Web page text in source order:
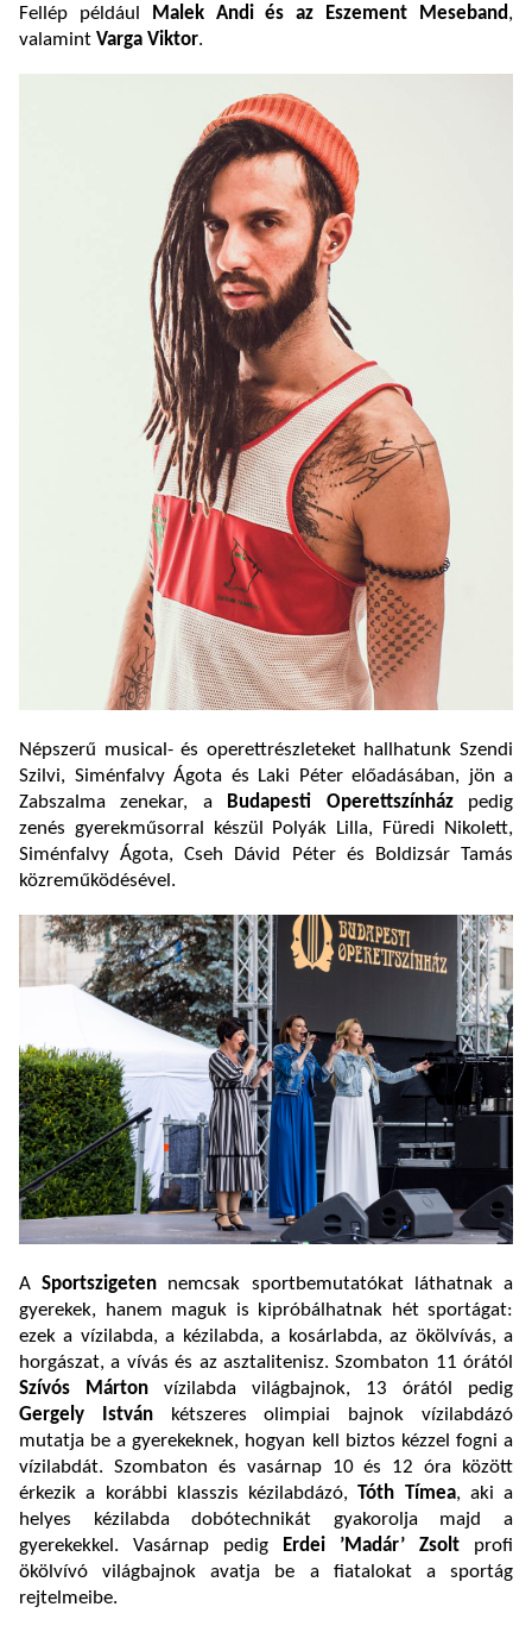
Fellép például
Malek Andi és az Eszement Meseband,
valamint Varga Viktor.
Népszerű musical- és operettrészleteket hallhatunk Szendi
Szilvi, Siménfalvy Ágota és Laki Péter előadásában, jön a
Zabszalma zenekar, a
Budapesti Operettszínházpedig
zenés gyerekműsorral készül Polyák Lilla, Füredi Nikolett,
Siménfalvy Ágota, Cseh Dávid Péter és Boldizsár Tamás
közreműködésével.
ASportszigeten nemcsak sportbemutatókat láthatnak a
gyerekek, hanem maguk is kipróbálhatnak hét sportágat:
ezek a vízilabda, a kézilabda, a kosárlabda, az ökölvívás, a
horgászat, a vívás és az asztalitenisz. Szombaton 11 órától
Szívós Márton vízilabda világbajnok, 13 órától pedig
Gergely Istvánkétszeres olimpiai bajnok vízilabdázó
mutatja be a gyerekeknek, hogyan kell biztos kézzel fogni a
vízilabdát. Szombaton és vasárnap 10 és 12 óra között
érkezik a korábbi klasszis kézilabdázó,Tóth Tímea, aki a
helyes kézilabda dobótechnikát gyakorolja majd a
gyerekekkel. Vasárnap pedig
Erdei ’Madár’ Zsolt profi
ökölvívó világbajnok avatja be a fiatalokat a sportág
rejtelmeibe.